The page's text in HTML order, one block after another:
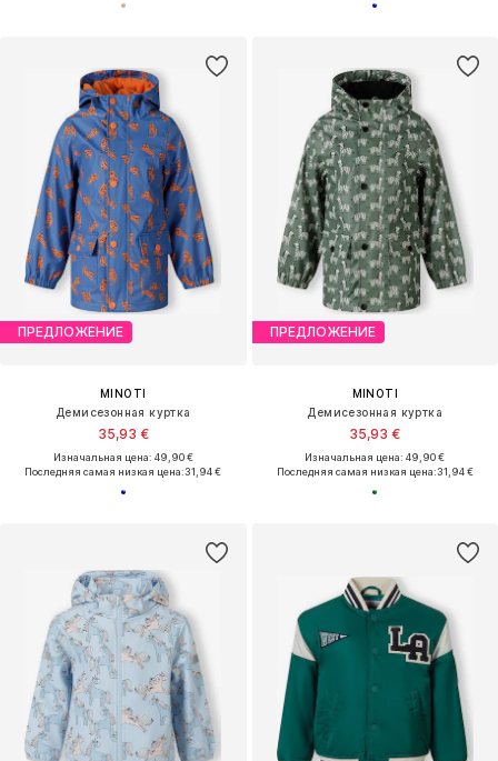
ПРЕДЛОЖЕНИЕ
MINOTI
Демисезонная куртка
35,93 €
Изначальная цена: 49,90 €
Последняя самая низкая цена:31,94 €
ПРЕДЛОЖЕНИЕ
MINOTI
Демисезонная куртка
35,93 €
Изначальная цена: 49,90 €
Последняя самая низкая цена:31,94 €